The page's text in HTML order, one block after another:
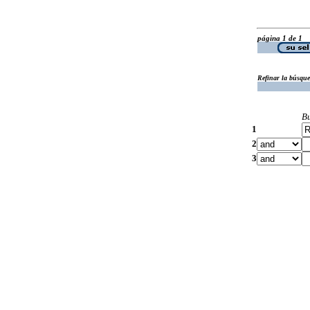
página 1 de 1
Refinar la
1
2
3